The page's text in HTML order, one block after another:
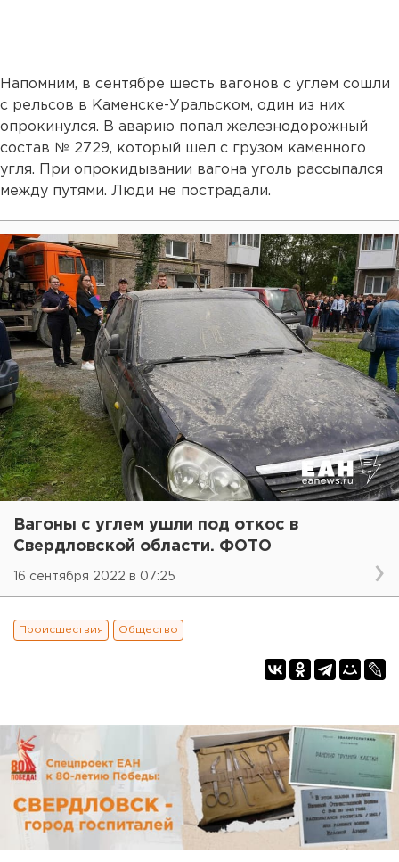
Напомним, в сентябре шесть вагонов с углем сошли
с рельсов в Каменске-Уральском, один из них
опрокинулся. В аварию попал железнодорожный
состав № 2729, который шел с грузом каменного
угля. При опрокидывании вагона уголь рассыпался
между путями. Люди не пострадали.
Вагоны с углем ушли под откос в
Свердловской области. ФОТО
16 сентября 2022 в 07:25
Происшествия Общество